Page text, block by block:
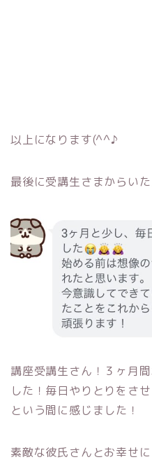
以上になります(^^♪
最後に受講生さまからい
講座受講生さん！３ヶ月
した！毎日やりとりをさ
という間に感じました！
素敵な彼氏さんとお幸せに